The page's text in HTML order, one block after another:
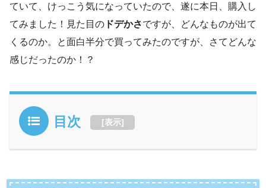
ていて、けっこう気になっていたので、遂に本日、購入し
てみました！見た目の ドデかさですが、どんなものが出て
くるのか。と面白半分で買ってみたのですが、さてどんな
感じだったのか！？
目次 [表示]